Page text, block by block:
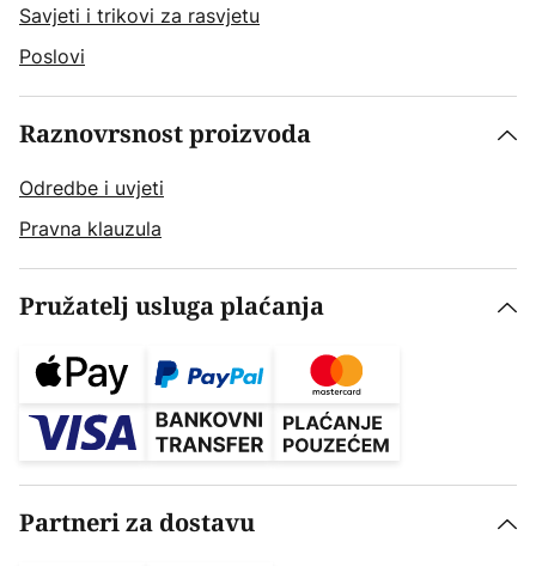
Savjeti i trikovi za rasvjetu
Poslovi
Raznovrsnost proizvoda
Odredbe i uvjeti
Pravna klauzula
Pružatelj usluga plaćanja
Partneri za dostavu